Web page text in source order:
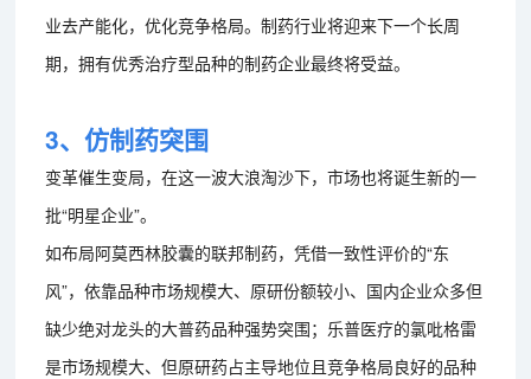
业去产能化，优化竞争格局。制药行业将迎来下一个长周
期，拥有优秀治疗型品种的制药企业最终将受益。
3、仿制药突围
变革催生变局，在这一波大浪淘沙下，市场也将诞生新的一
批“明星企业”。
如布局阿莫西林胶囊的联邦制药，凭借一致性评价的“东
风”，依靠品种市场规模大、原研份额较小、国内企业众多但
缺少绝对龙头的大普药品种强势突围；乐普医疗的氯吡格雷
是市场规模大、但原研药占主导地位且竞争格局良好的品种